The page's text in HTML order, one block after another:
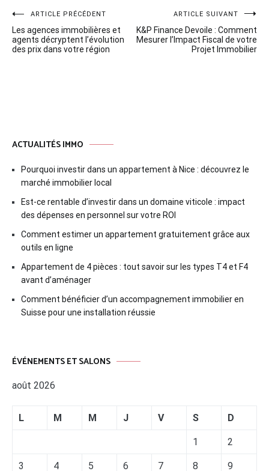
Navigation
de
l’article
ARTICLE PRÉCÉDENT
Les agences immobilières et
agents décryptent l’évolution
des prix dans votre région
ARTICLE SUIVANT
K&P Finance Devoile : Comment
Mesurer l’Impact Fiscal de votre
Projet Immobilier
ACTUALITÉS IMMO
Pourquoi investir dans un appartement à Nice : découvrez le
marché immobilier local
Est-ce rentable d’investir dans un domaine viticole : impact
des dépenses en personnel sur votre ROI
Comment estimer un appartement gratuitement grâce aux
outils en ligne
Appartement de 4 pièces : tout savoir sur les types T4 et F4
avant d’aménager
Comment bénéficier d’un accompagnement immobilier en
Suisse pour une installation réussie
ÉVÉNEMENTS ET SALONS
août 2026
L M M J V S D
1 2
3 4 5 6 7 8 9